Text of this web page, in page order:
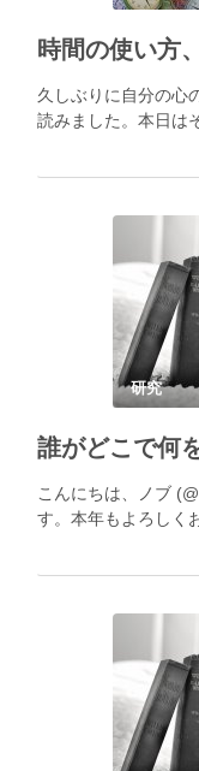
時間の使い方
久しぶりに自分の心
読みました。本日は
研究
誰がどこで何
こんにちは、ノブ
す。本年もよろしく